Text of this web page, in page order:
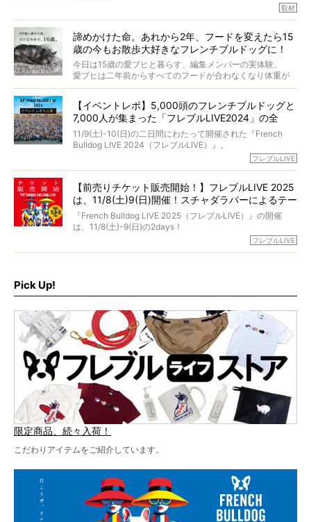
「愛犬が旅立ったあと、ベッドやおもちゃはどうすればい
くれる？」
さらには、霊感がない人でも愛犬が成仏したことを知る方
法まで。
お笑い芸人だからこそ暗くなりすぎない、むしろ心がスッ
と軽くなる。
永久保存版のスペシャル対談です！
た。
僧侶としての名は「靖賢（せいけん）」。
当時54歳という年齢にして、なぜ動物専門僧侶という道を
選んだのか。
また、愛犬の旅立ちとどのように向き合うべきなのか。
た。
取材
諦めかけた命。あれから2年、フードを変えたら15
歳の今もお散歩大好きなフレンチブルドッグに！
今日は15歳の愛ブヒと暮らす、編集メンバーの実体験。
愛ブヒは二年前からすべてのフードが合わなくなり体重が
激減。検査をしても異常はなく「年齢のせいですね…」と言
もう諦めるしかないのかな…そんなとき、我が家に届いたの
が「THE fu-do(ザ・フード)」の試食品でした。
そして「THE fu-do(ザ・フード)」を食べつづけて二年、愛
ブヒは15歳になり、今も元気にお散歩をしています。
今回は、二年前の絶望から今までを包み隠さず、時系列で
【イベントレポ】5,000頭のフレンチブルドッグと
7,000人が集まった「フレブルLIVE2024」の全
貌！
11/9(土)-10(日)の二日間にわたって開催された『French
Bulldog LIVE 2024（フレブルLIVE）』。
今年はのべ5,000頭のフレンチブルドッグと7,000人のフレ
day1の司会はフレブルラバーのロッチさん。day2の音楽フ
ェスには世代ど真ん中のPUFFYが出演するなど、例年以上
に豪華なラインナップ。
北は北海道、南は鹿児島県から。全国のフレンチブルドッ
グが一堂に会した「フレブルLIVE2024」の模様を、詳しく
フレブルLIVE
【前売りチケット販売開始！】フレブルLIVE 2025
は、11/8(土)9(日)開催！スチャダラパーによるテー
マソング制作も決定
『French Bulldog LIVE 2025（フレブルLIVE）』の開催
は、11/8(土)-9(日)の2days！
お得な前売りチケット、いよいよ販売スタートです！
ど、内容盛りだくさんでお送りしていますので、最後まで
お見逃しなく！
フレブルLIVE
Pick Up!
限定商品、続々入荷！
こだわりアイテムをご紹介しています。